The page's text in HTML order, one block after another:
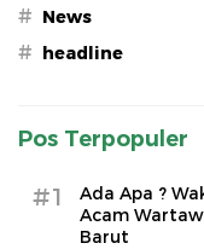
# News
# headline
Pos Terpopuler
#1
Ada Apa ?
Acam
Barut